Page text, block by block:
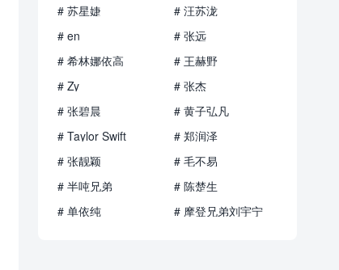
# 苏星婕
# 汪苏泷
# en
# 张远
# 希林娜依高
# 王赫野
# Zy
# 张杰
# 张碧晨
# 黄子弘凡
# Taylor Swift
# 郑润泽
# 张靓颖
# 毛不易
# 半吨兄弟
# 陈楚生
# 单依纯
# 摩登兄弟刘宇宁